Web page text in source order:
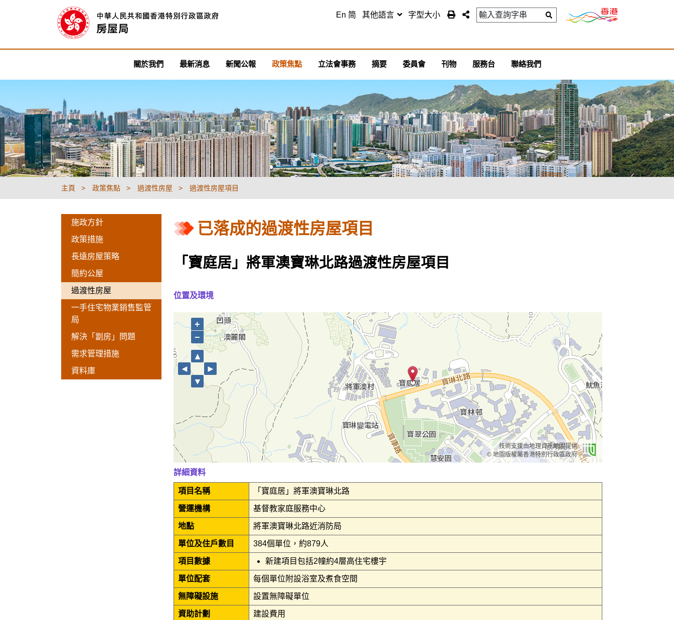
En 简 其他語言 字型大小
關於我們 最新消息 新聞公報 政策焦點 立法會事務 摘要 委員會 刊物 服務台 聯絡我們
主頁 政策焦點 過渡性房屋 過渡性房屋項目
施政方針
政策措施
長遠房屋策略
簡約公屋
過渡性房屋
一手住宅物業銷售監管
局
解決「劏房」問題
需求管理措施
資料庫
已落成的過渡性房屋項目
「寶庭居」將軍澳寶琳北路過渡性房屋項目
位置及環境
技術支援由地理資訊地圖提供
© 地圖版權屬香港特別行政區政府
+
−
▲
◄
►
▼
詳細資料
項目名稱 「寶庭居」將軍澳寶琳北路
營運機構 基督教家庭服務中心
地點 將軍澳寶琳北路近消防局
單位及住戶數目 384個單位，約879人
項目數據 新建項目包括2幢約4層高住宅樓宇
單位配套 每個單位附設浴室及煮食空間
無障礙設施 設置無障礙單位
資助計劃
建設費用